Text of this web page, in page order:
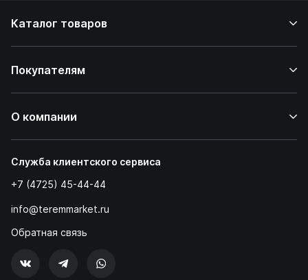
Каталог товаров
Покупателям
О компании
Служба клиентского сервиса
+7 (4725) 45-44-44
info@teremmarket.ru
Обратная связь